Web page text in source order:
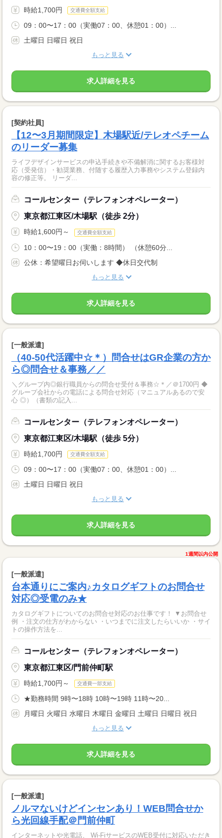
時給1,700円 交通費全額支給
09：00〜17：00（実働07：00、休憩01：00）...
土曜日 日曜日 祝日
もっと見る
求人詳細を見る
[契約社員]
【12〜3月期間限定】木場駅近/テレオペチーム
のリーダー募集
ライフデザインサービスの申込手続きや不備解消に関するお客様対
応（受発信）・勧奨業務、付随する履歴入力事務やシステム登録内
容の修正等。 リーダ...
コールセンター（テレフォンオペレーター）
東京都江東区/木場駅（徒歩 2分）
時給1,600円～ 交通費全額支給
10：00〜19：00（実働：8時間） （休憩60分...
公休：希望曜日お伺いします ◆休日交代制
もっと見る
求人詳細を見る
[一般派遣]
（40-50代活躍中☆＊）問合せはGR企業の方か
ら◎問合せ＆事務／／
＼グループ内◎銀行職員からの問合せ受付＆事務☆＊／＠1700円 ◆
グループ会社からの電話による問合せ対応（マニュアルあるので安
心 ◎）（書類の記入...
コールセンター（テレフォンオペレーター）
東京都江東区/木場駅（徒歩 5分）
時給1,700円 交通費全額支給
09：00〜17：00（実働07：00、休憩01：00）...
土曜日 日曜日 祝日
もっと見る
求人詳細を見る
1週間以内公開
[一般派遣]
台本通りにご案内♪カタログギフトのお問合せ
対応◎受電のみ★
カタログギフトについてのお問合せ対応のお仕事です！ ▼お問合せ
例 ・注文の仕方がわからない ・いつまでに注文したらいいか ・サイ
トの操作方法を...
コールセンター（テレフォンオペレーター）
東京都江東区/門前仲町駅
時給1,700円～ 交通費一部支給
★勤務時間 9時〜18時 10時〜19時 11時〜20...
月曜日 火曜日 水曜日 木曜日 金曜日 土曜日 日曜日 祝日
もっと見る
求人詳細を見る
[一般派遣]
ノルマないけどインセンあり！WEB問合せか
ら光回線手配＠門前仲町
インターネットや光電話、 Wi-FiサービスのWEB受付に対応いただき